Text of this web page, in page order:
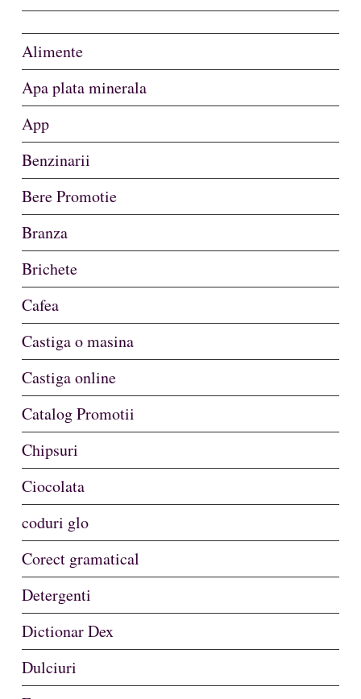
Alimente
Apa plata minerala
App
Benzinarii
Bere Promotie
Branza
Brichete
Cafea
Castiga o masina
Castiga online
Catalog Promotii
Chipsuri
Ciocolata
coduri glo
Corect gramatical
Detergenti
Dictionar Dex
Dulciuri